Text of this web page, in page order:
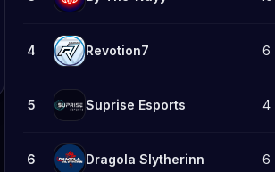
4 Revotion7 6
5 Suprise Esports 4
6 Dragola Slytherinn 6